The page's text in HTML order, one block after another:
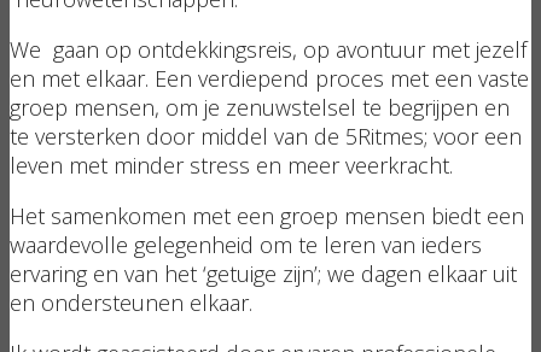
We gaan op ontdekkingsreis, op avontuur met jezelf
en met elkaar. Een verdiepend proces met een vaste
groep mensen, om je zenuwstelsel te begrijpen en
te versterken door middel van de 5Ritmes; voor een
leven met minder stress en meer veerkracht.
Het samenkomen met een groep mensen biedt een
waardevolle gelegenheid om te leren van ieders
ervaring en van het ‘getuige zijn’; we dagen elkaar uit
en ondersteunen elkaar.